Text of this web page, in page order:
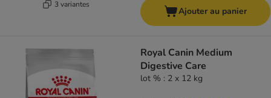
3 variantes
Ajouter au panier
Royal Canin Medium
Digestive Care
lot % : 2 x 12 kg